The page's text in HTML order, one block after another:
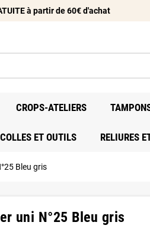
à partir de 60€ d'achat
CROPS-ATELIERS
COLLES ET OUTILS RELIURES
Bleu gris
uni N°25 Bleu gris